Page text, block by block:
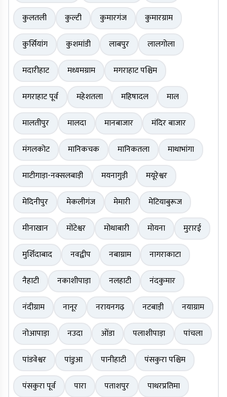
कुलतली
कुल्टी कुमारगंज
कुमारग्राम
कुर्सियांग
कुशमांडी लाबपुर
लालगोला
मदारीहाट
मध्यमग्राम
मगराहाट पश्चिम
मगराहाट पूर्व
महेशतला महिषादल
माल
मालतीपुर
मालदा मानबाजार
मंदिर बाजार
मंगलकोट
मानिकचक मानिकतला
माथाभांगा
माटीगाड़ा-नक्सलबाड़ी
मयनागुड़ी
मयूरेश्वर
मेदिनीपुर
मेकलीगंज मेमारी
मेटियाबुरूज
मीनाखान
मोंटेश्वर मोथाबारी मोयना
मुरारई
मुर्शिदाबाद
नवद्वीप नबाग्राम
नागराकाटा
नैहाटी
नकाशीपाड़ा नलहाटी
नंदकुमार
नंदीग्राम
नानूर नरायनगढ़ नटबाड़ी
नयाग्राम
नोआपाड़ा
नउदा ओंडा पलाशीपाड़ा
पांचला
पांडवेश्वर
पांडुआ पानीहाटी
पंसकुरा पश्चिम
पंसकुरा पूर्व
पारा पताशपुर पाथरप्रतिमा